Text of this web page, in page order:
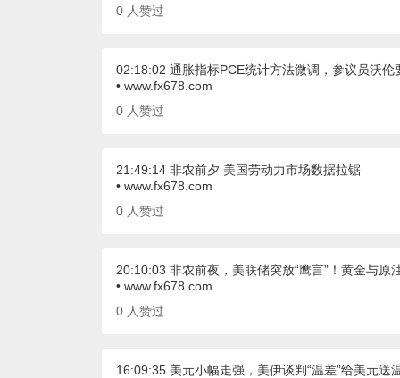
0 人赞过
02:18:02 通胀指标PCE统计方法微调，参议员沃伦
• www.fx678.com
0 人赞过
21:49:14 非农前夕 美国劳动力市场数据拉锯
• www.fx678.com
0 人赞过
20:10:03 非农前夜，美联储突放“鹰言”！黄金与原
• www.fx678.com
0 人赞过
16:09:35 美元小幅走强，美伊谈判“温差”给美元送